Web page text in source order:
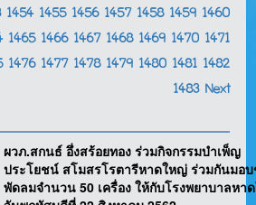
1454 1455 1456 1457 1458 1459 1460
1465 1466 1467 1468 1469 1470 1471
1476 1477 1478 1479 1480 1481 1482
1483 Next
ผวภ.สกนธ์ อึ่งสร้อยทอง ร่วมกิจกรรมบำเพ็ญ
ประโยชน์ สโมสรโรตารีหาดใหญ่ ร่วมกันมอ
พัดลมจำนวน 50 เครื่อง ให้กับโรงพยาบาลหา